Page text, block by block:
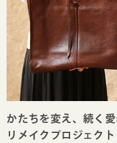
かたちを変え、続く愛
リメイクプロジェク